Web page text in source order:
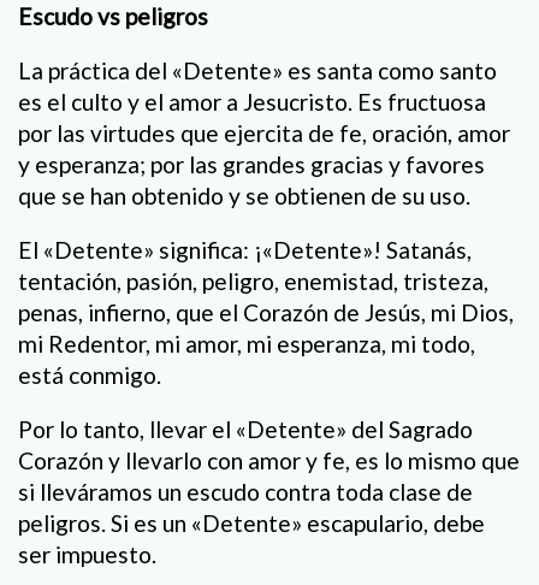
Escudo vs peligros
La práctica del «Detente» es santa como santo
es el culto y el amor a Jesucristo. Es fructuosa
por las virtudes que ejercita de fe, oración, amor
y esperanza; por las grandes gracias y favores
que se han obtenido y se obtienen de su uso.
El «Detente» significa: ¡«Detente»! Satanás,
tentación, pasión, peligro, enemistad, tristeza,
penas, infierno, que el Corazón de Jesús, mi Dios,
mi Redentor, mi amor, mi esperanza, mi todo,
está conmigo.
Por lo tanto, llevar el «Detente» del Sagrado
Corazón y llevarlo con amor y fe, es lo mismo que
si lleváramos un escudo contra toda clase de
peligros. Si es un «Detente» escapulario, debe
ser impuesto.